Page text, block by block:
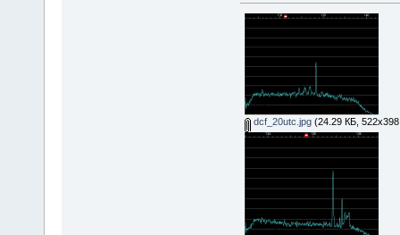
dcf_20utc.jpg(24.29 КБ,